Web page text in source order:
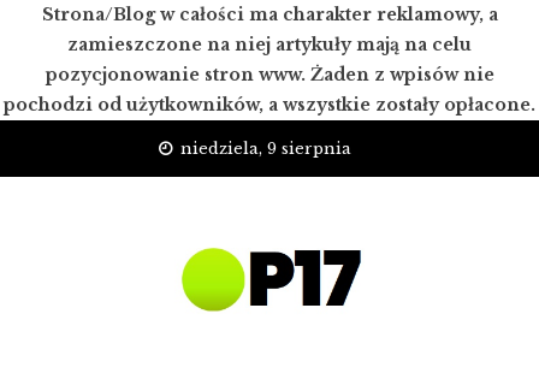
Strona/Blog w całości ma charakter reklamowy, a
zamieszczone na niej artykuły mają na celu
pozycjonowanie stron www. Żaden z wpisów nie
pochodzi od użytkowników, a wszystkie zostały opłacone.
niedziela, 9 sierpnia